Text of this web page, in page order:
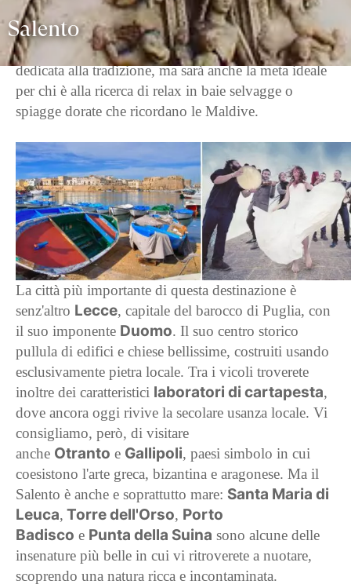
Salento
identifica con poche ma efficaci parole il tacco
d'Italia. Questa magnifica terra pugliese, cinta sia
dallo Ionio che dall'Adriatico, vi farà vivere un'estate
dedicata alla tradizione, ma sarà anche la meta ideale
per chi è alla ricerca di relax in baie selvagge o
spiagge dorate che ricordano le Maldive.
La città più importante di questa destinazione è
senz'altro Lecce, capitale del barocco di Puglia, con
il suo imponente Duomo. Il suo centro storico
pullula di edifici e chiese bellissime, costruiti usando
esclusivamente pietra locale. Tra i vicoli troverete
inoltre dei caratteristici laboratori di cartapesta,
dove ancora oggi rivive la secolare usanza locale. Vi
consigliamo, però, di visitare
anche Otranto e Gallipoli, paesi simbolo in cui
coesistono l'arte greca, bizantina e aragonese. Ma il
Salento è anche e soprattutto mare: Santa Maria di
Leuca, Torre dell'Orso, Porto
Badisco e Punta della Suina sono alcune delle
insenature più belle in cui vi ritroverete a nuotare,
scoprendo una natura ricca e incontaminata.